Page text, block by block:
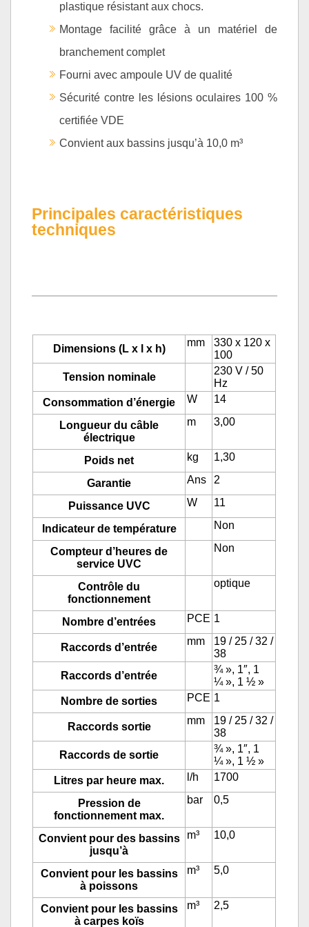
plastique résistant aux chocs.
Montage facilité grâce à un matériel de
branchement complet
Fourni avec ampoule UV de qualité
Sécurité contre les lésions oculaires 100 %
certifiée VDE
Convient aux bassins jusqu’à 10,0 m³
Principales caractéristiques
techniques
Dimensions (L x l x h)
mm
330 x 120 x
100
Tension nominale
230 V / 50
Hz
Consommation d’énergie
W 14
Longueur du câble
électrique
m 3,00
Poids net kg 1,30
Garantie Ans 2
Puissance UVC W 11
Indicateur de température Non
Compteur d’heures de
service UVC
Non
Contrôle du
fonctionnement
optique
Nombre d’entrées PCE 1
Raccords d’entrée
mm
19 / 25 / 32 /
38
Raccords d’entrée
¾ », 1″, 1
¼ », 1 ½ »
Nombre de sorties
PCE 1
Raccords sortie
mm
19 / 25 / 32 /
38
Raccords de sortie
¾ », 1″, 1
¼ », 1 ½ »
Litres par heure max.
l/h 1700
Pression de
fonctionnement max.
bar 0,5
Convient pour des bassins
jusqu’à
m³ 10,0
Convient pour les bassins
à poissons
m³ 5,0
Convient pour les bassins
à carpes koïs
m³ 2,5